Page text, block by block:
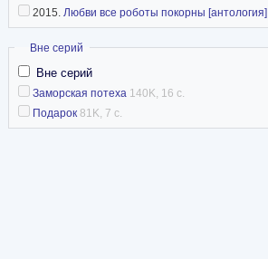
2015. Любви все роботы покорны [антология]
Скрыть
Вне серий
Вне серий
Заморская потеха 140K, 16 с.
Подарок 81K, 7 с.